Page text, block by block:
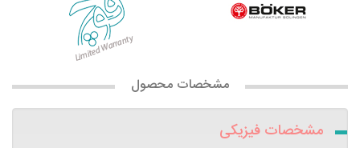
مشخصات محصول
مشخصات فیزیکی